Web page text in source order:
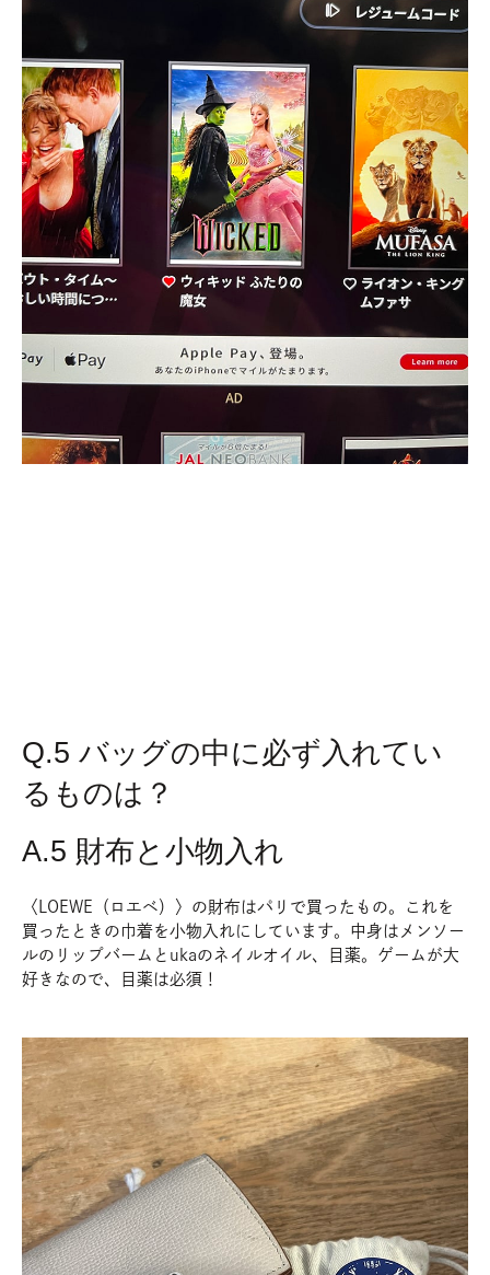
Q.5 バッグの中に必ず入れてい
るものは？
A.5 財布と小物入れ
〈LOEWE（ロエベ）〉の財布はパリで買ったもの。これを
買ったときの巾着を小物入れにしています。中身はメンソー
ルのリップバームとukaのネイルオイル、目薬。ゲームが大
好きなので、目薬は必須！